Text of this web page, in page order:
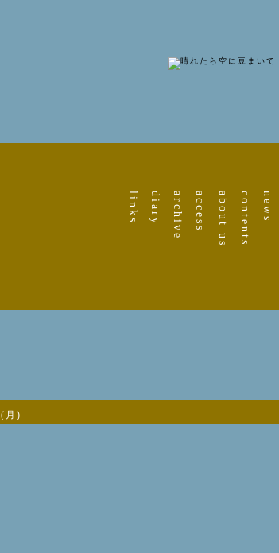
news
contents
about us
access
archive
diary
links
(月)